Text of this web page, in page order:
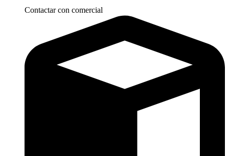
Contactar con comercial